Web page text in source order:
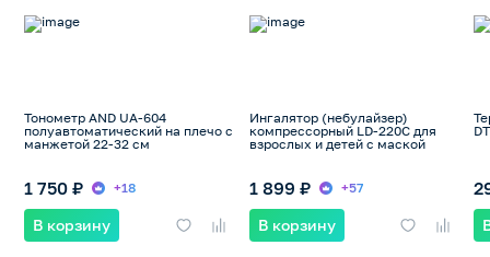
Тонометр AND UA-604
полуавтоматический на плечо с
манжетой 22-32 см
1 750 ₽ +18
В корзину
Ингалятор (небулайзер)
компрессорный LD-220C для
взрослых и детей с маской
1 899 ₽ +57
В корзину